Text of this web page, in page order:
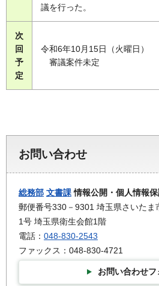
議を行った。
次
回
予
定
令和6年10月15日（火曜日）
審議案件未定
お問い合わせ
総務部 文書課情報公開・個人情報
郵便番号330－9301 埼玉県さいたま
1号 埼玉県衛生会館1階
電話： 048-830-2543
ファックス：048-830-4721
お問い合わせフ